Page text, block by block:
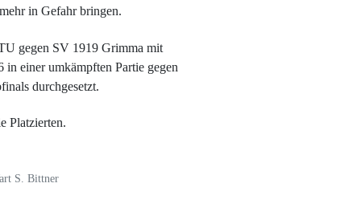
in Gefahr bringen.
gegen SV 1919 Grimma mit
einer umkämpften Partie gegen
durchgesetzt.
Platzierten.
S. Bittner